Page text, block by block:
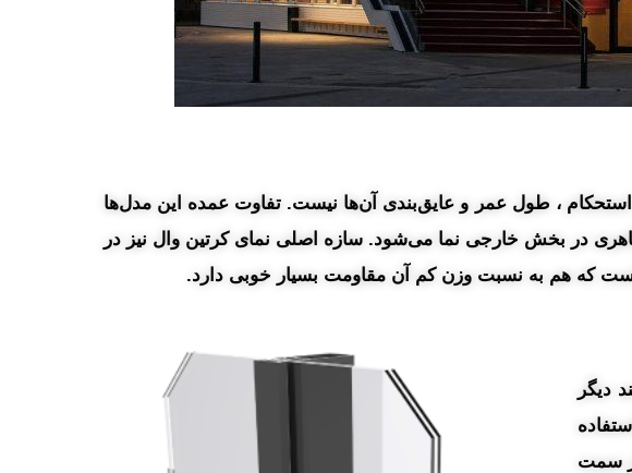
، طول عمر و عایق‌بندی آن‌ها نیست. تفاوت عمده این مدل‌ها
در بخش خارجی نما می‌شود. سازه اصلی نمای کرتین وال نیز در
است که هم به نسبت وزن کم آن مقاومت بسیار خوبی دارد.
دیگر
سمت